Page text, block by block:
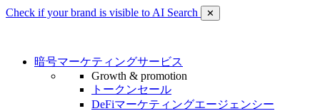
Check if your brand is visible to AI Search ✕
暗号マーケティングサービス
Growth & promotion
トークンセール
DeFiマーケティングエージェンシー